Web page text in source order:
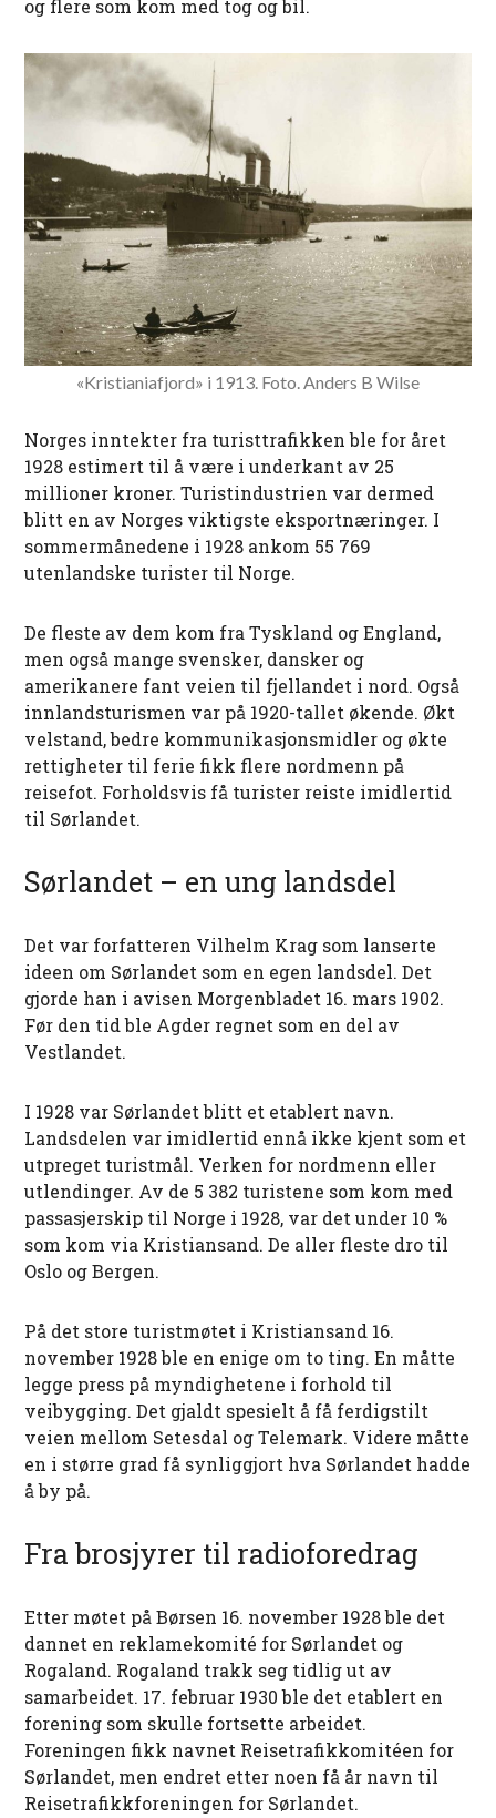
og flere som kom med tog og bil.
«Kristianiafjord» i 1913. Foto. Anders B Wilse
Norges inntekter fra turisttrafikken ble for året
1928 estimert til å være i underkant av 25
millioner kroner. Turistindustrien var dermed
blitt en av Norges viktigste eksportnæringer. I
sommermånedene i 1928 ankom 55 769
utenlandske turister til Norge.
De fleste av dem kom fra Tyskland og England,
men også mange svensker, dansker og
amerikanere fant veien til fjellandet i nord. Også
innlandsturismen var på 1920-tallet økende. Økt
velstand, bedre kommunikasjonsmidler og økte
rettigheter til ferie fikk flere nordmenn på
reisefot. Forholdsvis få turister reiste imidlertid
til Sørlandet.
Sørlandet – en ung landsdel
Det var forfatteren Vilhelm Krag som lanserte
ideen om Sørlandet som en egen landsdel. Det
gjorde han i avisen Morgenbladet 16. mars 1902.
Før den tid ble Agder regnet som en del av
Vestlandet.
I 1928 var Sørlandet blitt et etablert navn.
Landsdelen var imidlertid ennå ikke kjent som et
utpreget turistmål. Verken for nordmenn eller
utlendinger. Av de 5 382 turistene som kom med
passasjerskip til Norge i 1928, var det under 10 %
som kom via Kristiansand. De aller fleste dro til
Oslo og Bergen.
På det store turistmøtet i Kristiansand 16.
november 1928 ble en enige om to ting. En måtte
legge press på myndighetene i forhold til
veibygging. Det gjaldt spesielt å få ferdigstilt
veien mellom Setesdal og Telemark. Videre måtte
en i større grad få synliggjort hva Sørlandet hadde
å by på.
Fra brosjyrer til radioforedrag
Etter møtet på Børsen 16. november 1928 ble det
dannet en reklamekomité for Sørlandet og
Rogaland. Rogaland trakk seg tidlig ut av
samarbeidet. 17. februar 1930 ble det etablert en
forening som skulle fortsette arbeidet.
Foreningen fikk navnet Reisetrafikkomitéen for
Sørlandet, men endret etter noen få år navn til
Reisetrafikkforeningen for Sørlandet.